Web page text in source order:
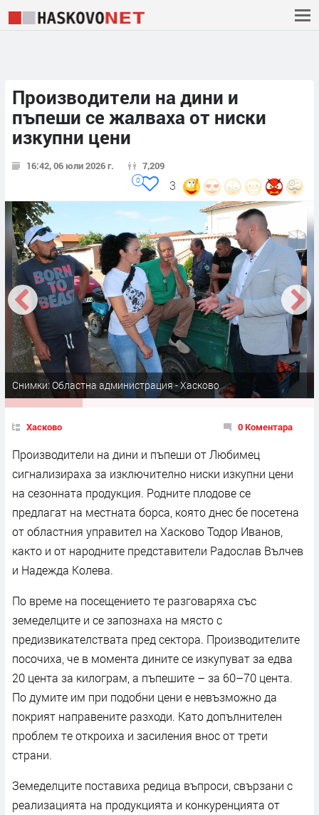
Производители на дини и
пъпеши се жалваха от ниски
изкупни цени
16:42, 06 юли 2026 г. 7,209
3
0
Снимки: Областна администрация - Хасково
Хасково 0 Коментара
Производители на дини и пъпеши от Любимец
сигнализираха за изключително ниски изкупни цени
на сезонната продукция. Родните плодове се
предлагат на местната борса, която днес бе посетена
от областния управител на Хасково Тодор Иванов,
както и от народните представители Радослав Вълчев
и Надежда Колева.
По време на посещението те разговаряха със
земеделците и се запознаха на място с
предизвикателствата пред сектора. Производителите
посочиха, че в момента дините се изкупуват за едва
20 цента за килограм, а пъпешите – за 60–70 цента.
По думите им при подобни цени е невъзможно да
покрият направените разходи. Като допълнителен
проблем те откроиха и засиления внос от трети
страни.
Земеделците поставиха редица въпроси, свързани с
реализацията на продукцията и конкуренцията от